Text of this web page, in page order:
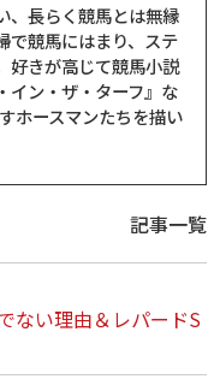
、長らく競馬とは無縁
で競馬にはまり、ステ
好きが高じて競馬小説
イン・ザ・ターフ』な
ホースマンたちを描い
記事一覧
ない理由＆レパードS